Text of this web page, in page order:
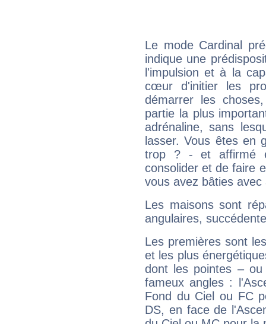
Le mode Cardinal
indique une
l'impulsion et à la
cœur d'initier les
démarrer les
partie la plus
adrénaline, sans
lasser. Vous êtes en
trop ? - et affirmé
consolider et de faire
vous avez bâties avec
Les maisons sont
angulaires,
Les premières sont
et les plus
dont les pointes –
fameux angles :
Fond du Ciel ou FC
DS, en face de